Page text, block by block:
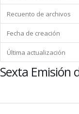
Recuento de archivos
Fecha de creación
Última actualización
Sexta Emisión